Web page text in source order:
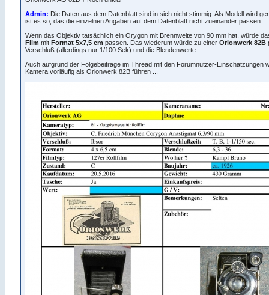
Admin: Die Daten aus dem Datenblatt sind in sich nicht stimmig. Als Modell wird
ist es so, das die einzelnen Angaben auf dem Datenblatt nicht zueinander passen.
Wenn das Objektiv tatsächlich ein Orygon mit Brennweite von 90 mm hat, würde
Film mit Format 5x7,5 cm passen. Das wiederum würde zu einer Orionwerk 82B
Verschluß (allerdings nur 1/100 Sek) und die Blendenwerte.
Auch aufgrund der Folgebeiträge im Thread mit den Forumnutzer-Einschätzungen
Kamera vorläufig als Orionwerk 82B führen ...